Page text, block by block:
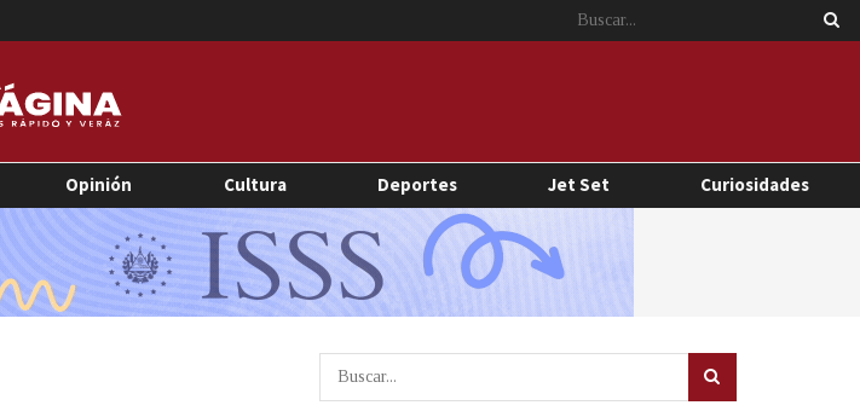
Opinión Cultura Deportes Jet Set Curiosidades